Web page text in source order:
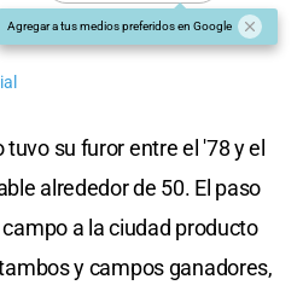
Agregar a tus medios preferidos en Google
tuvo su furor entre el '78 y el
alrededor de 50. El paso
a la ciudad producto
y campos ganadores,